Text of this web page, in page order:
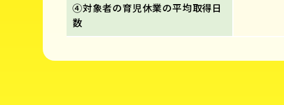
④対象者の育児休業の平均取得日
数